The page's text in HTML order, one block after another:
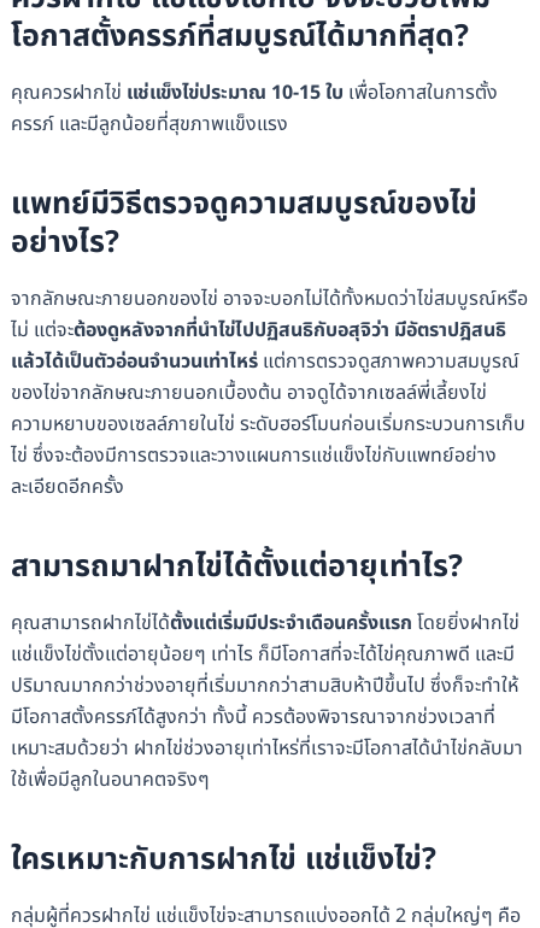
โอกาสตั้งครรภ์ที่สมบูรณ์ได้มากที่สุด?
คุณควรฝากไข่ แช่แข็งไข่ประมาณ 10-15 ใบ เพื่อโอกาสในการตั้ง
ครรภ์ และมีลูกน้อยที่สุขภาพแข็งแรง
แพทย์มีวิธีตรวจดูความสมบูรณ์ของไข่
อย่างไร?
จากลักษณะภายนอกของไข่ อาจจะบอกไม่ได้ทั้งหมดว่าไข่สมบูรณ์หรือ
ไม่ แต่จะต้องดูหลังจากที่นำไข่ไปปฏิสนธิกับอสุจิว่า มีอัตราปฎิสนธิ
แล้วได้เป็นตัวอ่อนจำนวนเท่าไหร่แต่การตรวจดูสภาพความสมบูรณ์
ของไข่จากลักษณะภายนอกเบื้องต้น อาจดูได้จากเซลล์พี่เลี้ยงไข่
ความหยาบของเซลล์ภายในไข่ ระดับฮอร์โมนก่อนเริ่มกระบวนการเก็บ
ไข่ ซึ่งจะต้องมีการตรวจและวางแผนการแช่แข็งไข่กับแพทย์อย่าง
ละเอียดอีกครั้ง
สามารถมาฝากไข่ได้ตั้งแต่อายุเท่าไร?
คุณสามารถฝากไข่ได้ตั้งแต่เริ่มมีประจำเดือนครั้งแรก โดยยิ่งฝากไข่
แช่แข็งไข่ตั้งแต่อายุน้อยๆ เท่าไร ก็มีโอกาสที่จะได้ไข่คุณภาพดี และมี
ปริมาณมากกว่าช่วงอายุที่เริ่มมากกว่าสามสิบห้าปีขึ้นไป ซึ่งก็จะทำให้
มีโอกาสตั้งครรภ์ได้สูงกว่า ทั้งนี้ ควรต้องพิจารณาจากช่วงเวลาที่
เหมาะสมด้วยว่า ฝากไข่ช่วงอายุเท่าไหร่ที่เราจะมีโอกาสได้นำไข่กลับมา
ใช้เพื่อมีลูกในอนาคตจริงๆ
ใครเหมาะกับการฝากไข่ แช่แข็งไข่?
กลุ่มผู้ที่ควรฝากไข่ แช่แข็งไข่จะสามารถแบ่งออกได้ 2 กลุ่มใหญ่ๆ คือ